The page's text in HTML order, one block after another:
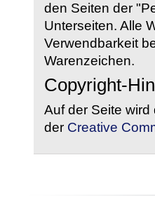
den Seiten der
Unterseiten. Alle
Verwendbarkeit
Warenzeichen.
Copyright-
Auf der Seite wird
der Creative